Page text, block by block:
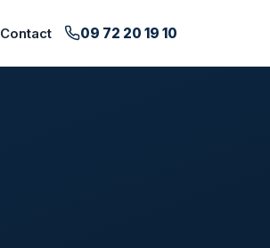
Contact 09 72 20 19 10